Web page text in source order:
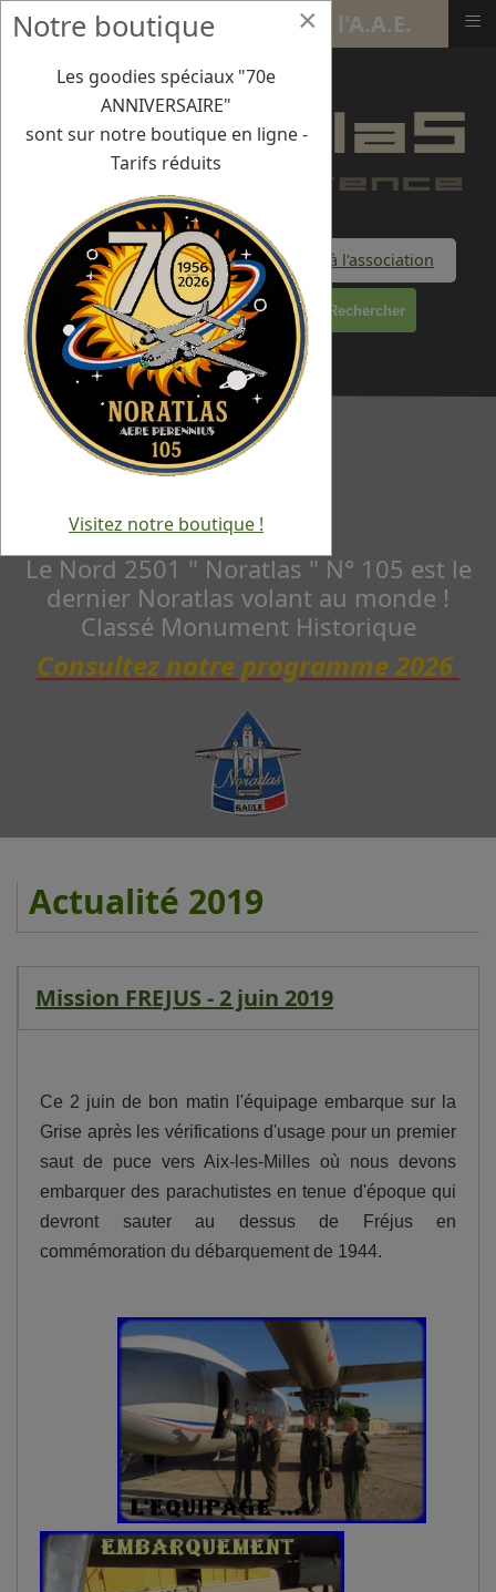
Faire un don à l'association
Rechercher
Le Nord 2501 " Noratlas " N° 105 est le
dernier Noratlas volant au monde !
Classé Monument Historique
Consultez notre programme 2026
Actualité 2019
Mission FREJUS - 2 juin 2019
Ce 2 juin de bon matin l'équipage embarque sur la
Grise après les vérifications d'usage pour un premier
saut de puce vers Aix-les-Milles où nous devons
embarquer des parachutistes en tenue d'époque qui
devront sauter au dessus de Fréjus en
commémoration du débarquement de 1944.
×
Notre boutique
Les goodies spéciaux "70e
ANNIVERSAIRE"
sont sur notre boutique en ligne -
Tarifs réduits
Visitez notre boutique !
4 juil 2025 - BA701 - 90 ans de l'A.A.E. ≡